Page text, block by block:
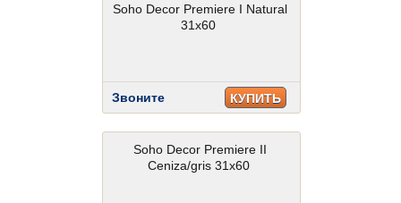
Soho Decor Premiere I Natural
31x60
Звоните КУПИТЬ
Soho Decor Premiere II
Ceniza/gris 31x60